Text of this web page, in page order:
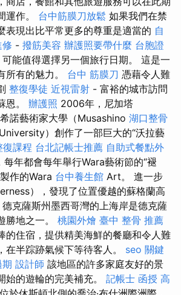
運作。 台中筋膜刀放鬆 如果我們在禁
表現出比平常更多的尊重是適當的 自
- 撥筋美容 辦護照要帶什麼 台胞證
可能值得選擇另一個旅行日期。 這是一
所有的魅力。 台中 筋膜刀 憑藉令人難
整復學徒 近視雷射 - 富裕的城市訪問
恩。 辦護照 2006年，尼加塔
諾藝術家大學（Musashino 湖口整骨
University）創作了一部巨大的“沃拉藝
復課程 台北記帳士推薦 自助式餐點外
年都會每年舉行Wara藝術節的“褪
作的Wara 台中養生館 Art。 進一步
），發現了位置優越的蘇格蘭高
德克薩斯州墨西哥灣的上海岸是德克薩
勝地之一。 桃園外燴 臺中 整骨 推薦
的住宿，提供精美海鮮的餐廳和令人難
在半踪跡氣候下等待客人。 seo 關鍵
設計師 該地區的許多家庭友好的景
始的遊輪的完美補充。 記帳士 函授 高